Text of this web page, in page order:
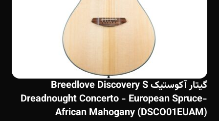
گیتار آکوستیک Breedlove Discovery S
Dreadnought Concerto - European Spruce-
African Mahogany (DSCO01EUAM)